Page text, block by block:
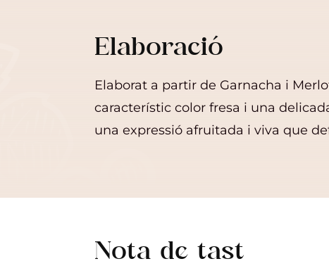
Elaboració
Elaborat a partir de Garnacha i
característic color fresa i una
una expressió afruitada i viva que
Nota de tast